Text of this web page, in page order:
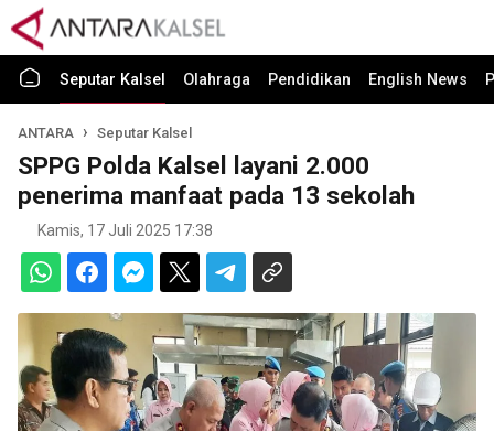
Seputar Kalsel Olahraga Pendidikan English News
ANTARA Seputar Kalsel
SPPG Polda Kalsel layani 2.000
penerima manfaat pada 13 sekolah
Kamis, 17 Juli 2025 17:38